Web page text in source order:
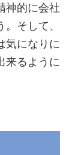
神的に会社
そして、
気になりに
来るように